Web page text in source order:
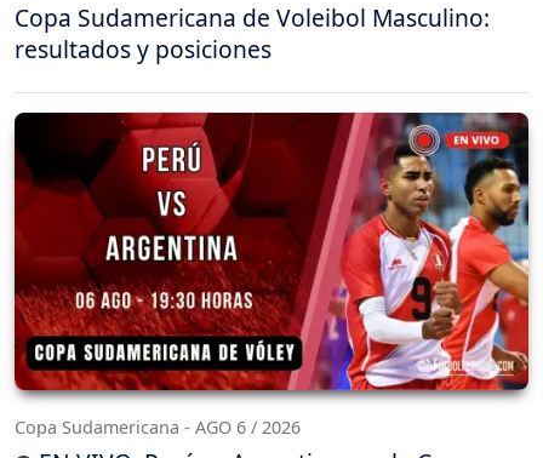
Copa Sudamericana de Voleibol Masculino:
resultados y posiciones
Copa Sudamericana - AGO 6 / 2026